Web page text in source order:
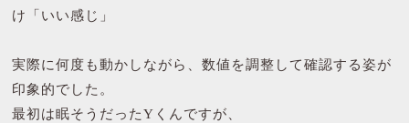
け「いい感じ」
実際に何度も動かしながら、数値を調整して確認する姿が
印象的でした。
最初は眠そうだったYくんですが、